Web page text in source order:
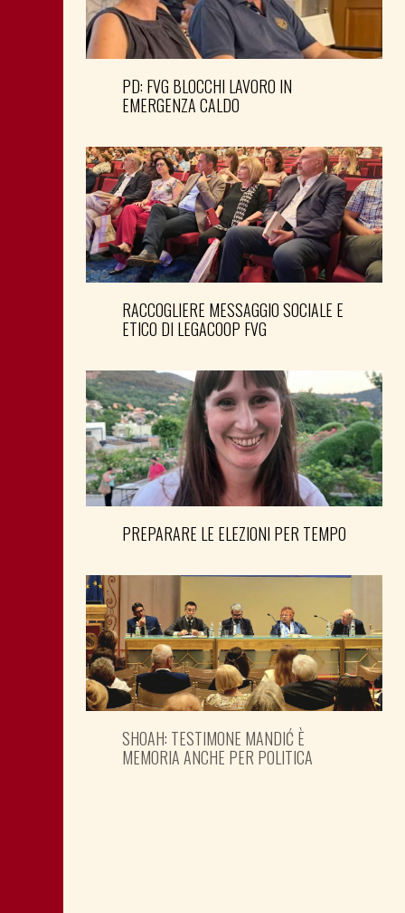
PD: FVG BLOCCHI LAVORO IN
EMERGENZA CALDO
RACCOGLIERE MESSAGGIO SOCIALE E
ETICO DI LEGACOOP FVG
PREPARARE LE ELEZIONI PER TEMPO
SHOAH: TESTIMONE MANDIĆ È
MEMORIA ANCHE PER POLITICA